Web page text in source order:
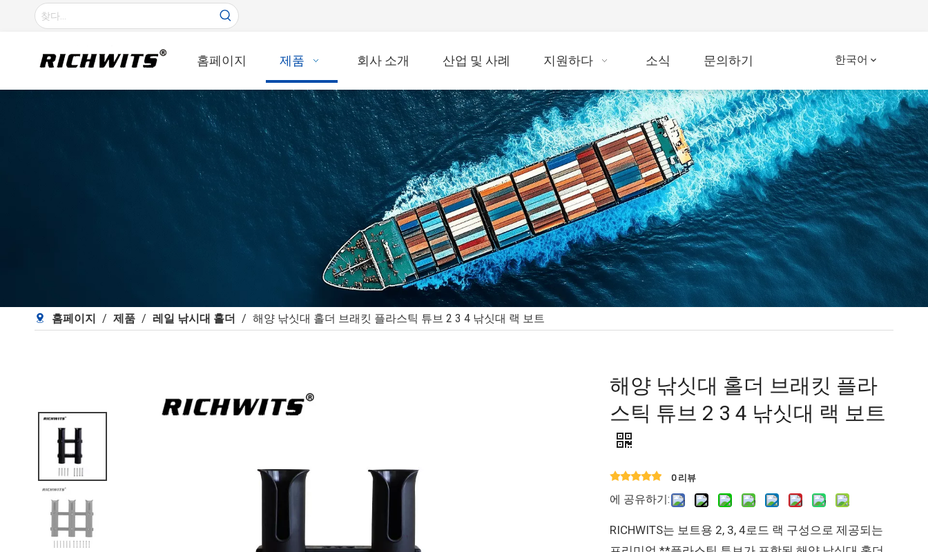
홈페이지 제품 회사 소개 산업 및 사례 지원하다 소식 문의하기 한국어
홈페이지 / 제품 / 레일 낚시대 홀더 / 해양 낚싯대 홀더 브래킷 플라스틱 튜브 2 3 4 낚싯대 랙 보트
해양 낚싯대 홀더 브래킷 플라
스틱 튜브 2 3 4 낚싯대 랙 보트
0 리뷰
에 공유하기:
RICHWITS는 보트용 2, 3, 4로드 랙 구성으로 제공되는